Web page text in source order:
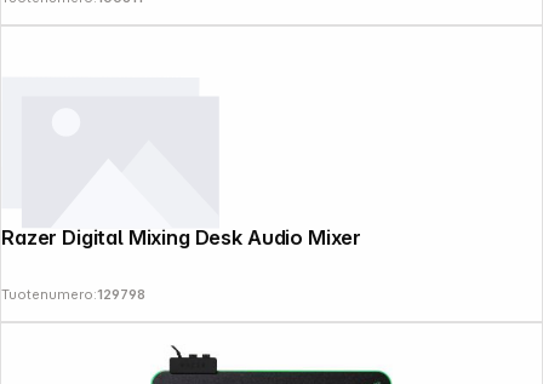
Razer Digital Mixing Desk Audio Mixer
Tuotenumero:129798
Follow us on